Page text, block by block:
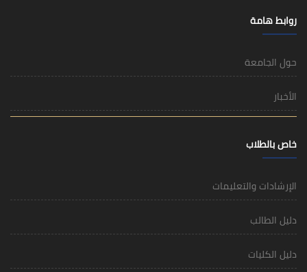
روابط هامة
حول الجامعة
الأخبار
خاص بالطلاب
الإرشادات والتعليمات
دليل الطالب
دليل الكليات